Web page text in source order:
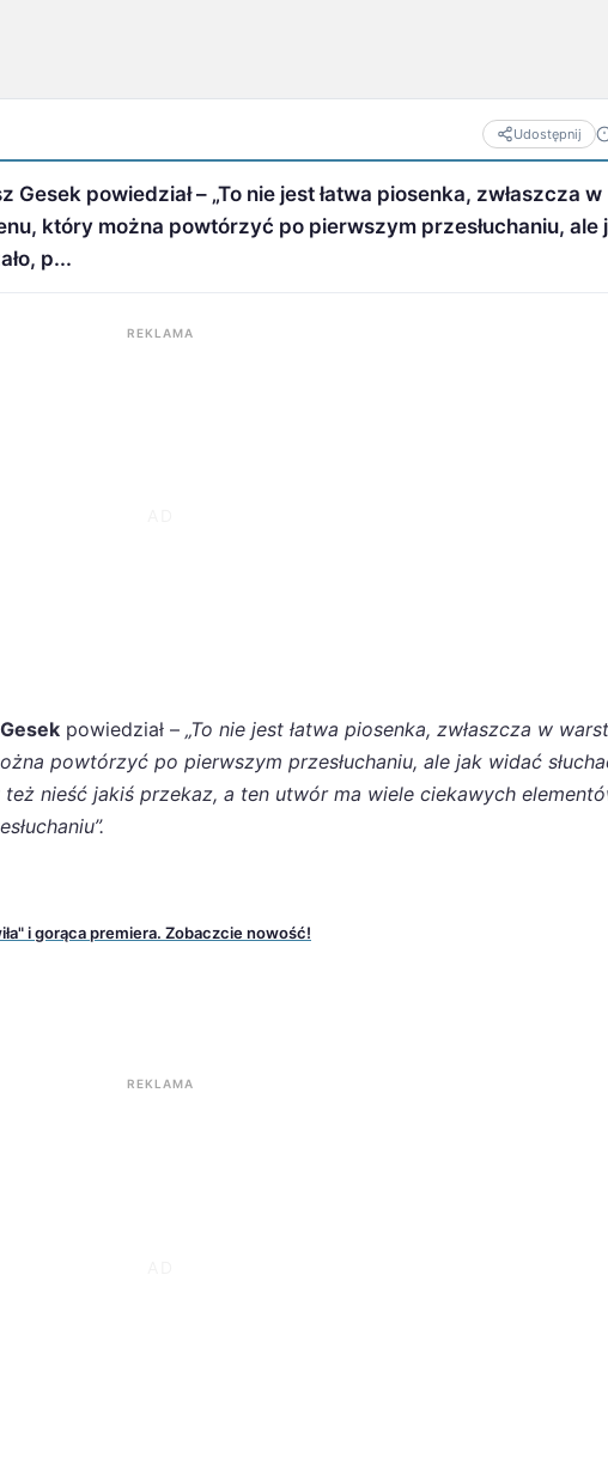
Udostępnij
powiedział – „To nie jest łatwa piosenka, zwłaszcza w
który można powtórzyć po pierwszym przesłuchaniu, ale
p...
REKLAMA
powiedział – „To nie jest łatwa piosenka, zwłaszcza w
powtórzyć po pierwszym przesłuchaniu, ale jak widać
nieść jakiś przekaz, a ten utwór ma wiele ciekawych
i gorąca premiera. Zobaczcie nowość!
REKLAMA